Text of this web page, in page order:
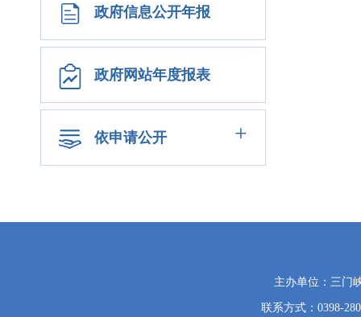
政府信息公开年报
政府网站年度报表
依申请公开 +
主办单位：三门
联系方式：0398-